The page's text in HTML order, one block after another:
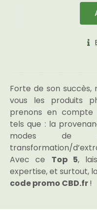
Forte de son succès,
vous les produits
prenons en compte
tels que : la
modes de
transformation/
Avec ce Top 5,
expertise, et surtout,
code promo CBD.fr!